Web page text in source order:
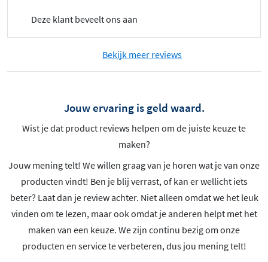
Deze klant beveelt ons aan
Bekijk meer reviews
Jouw ervaring is geld waard.
Wist je dat product reviews helpen om de juiste keuze te
maken?
Jouw mening telt! We willen graag van je horen wat je van onze
producten vindt! Ben je blij verrast, of kan er wellicht iets
beter? Laat dan je review achter. Niet alleen omdat we het leuk
vinden om te lezen, maar ook omdat je anderen helpt met het
maken van een keuze. We zijn continu bezig om onze
producten en service te verbeteren, dus jou mening telt!